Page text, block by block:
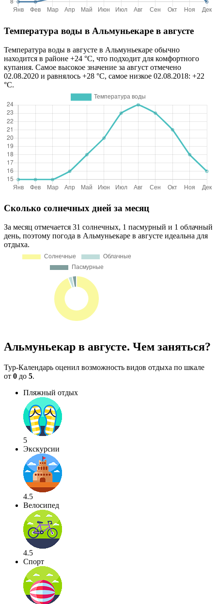
Температура воды в Альмуньекаре в августе
Температура воды в августе в Альмуньекаре обычно
находится в районе +24 °C, что подходит для комфортного
купания. Самое высокое значение за август отмечено
02.08.2020 и равнялось +28 °C, самое низкое 02.08.2018: +22
°C.
Сколько солнечных дней за месяц
За месяц отмечается 31 солнечных, 1 пасмурный и 1 облачный
день, поэтому погода в Альмуньекаре в августе идеальна для
отдыха.
Альмуньекар в августе. Чем заняться?
Тур-Календарь оценил возможность видов отдыха по шкале
от 0 до 5.
Пляжный отдых
5
Экскурсии
4.5
Велосипед
4.5
Спорт